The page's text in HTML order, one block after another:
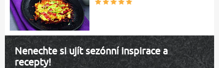
Nenechte si ujít sezónní inspirace a
recepty!